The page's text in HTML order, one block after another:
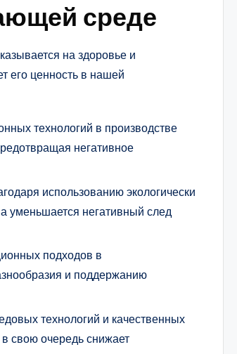
среде
на здоровье и
его ценность в нашей
технологий в производстве
негативное
использованию экологически
уменьшается негативный след
подходов в
и поддержанию
технологий и качественных
свою очередь снижает